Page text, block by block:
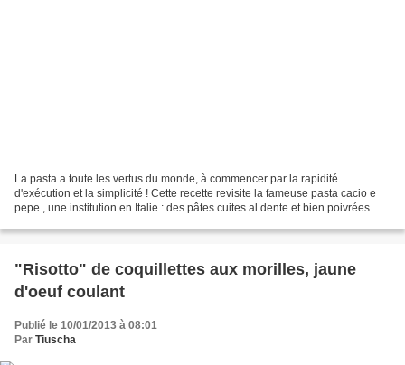
La pasta a toute les vertus du monde, à commencer par la rapidité
d'exécution et la simplicité ! Cette recette revisite la fameuse pasta cacio e
pepe , une institution en Italie : des pâtes cuites al dente et bien poivrées
"Risotto" de coquillettes aux morilles, jaune
d'oeuf coulant
Publié le 10/01/2013 à 08:01
Par Tiuscha